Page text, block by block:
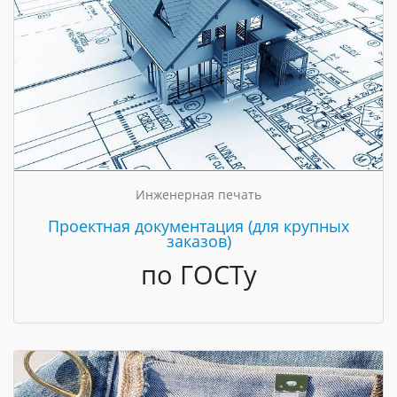
Инженерная печать
Проектная документация (для крупных
заказов)
по ГОСТу